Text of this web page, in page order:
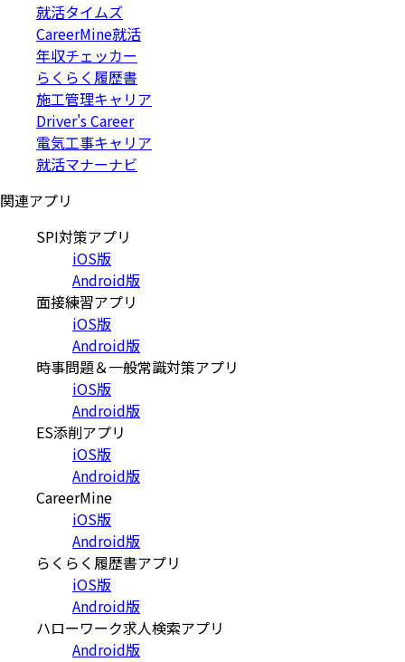
就活タイムズ
CareerMine就活
年収チェッカー
らくらく履歴書
施工管理キャリア
Driver's Career
電気工事キャリア
就活マナーナビ
関連アプリ
SPI対策アプリ
iOS版
Android版
面接練習アプリ
iOS版
Android版
時事問題＆一般常識対策アプリ
iOS版
Android版
ES添削アプリ
iOS版
Android版
CareerMine
iOS版
Android版
らくらく履歴書アプリ
iOS版
Android版
ハローワーク求人検索アプリ
Android版